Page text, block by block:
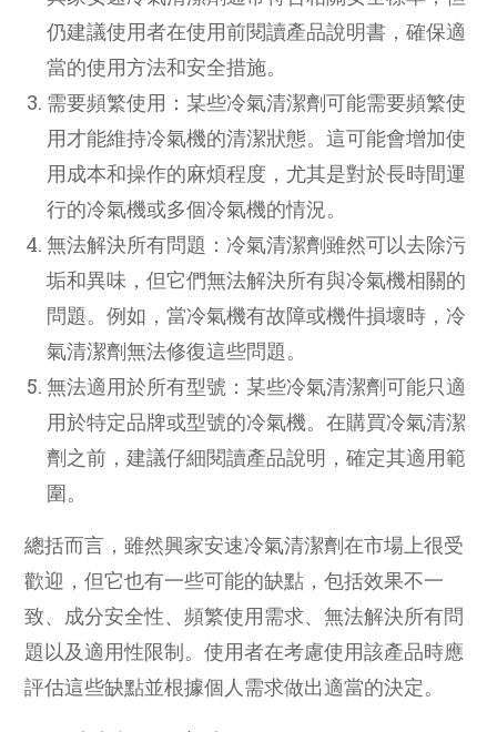
仍建議使用者在使用前閱讀產品說明書，確保適
當的使用方法和安全措施。
需要頻繁使用：某些冷氣清潔劑可能需要頻繁使
用才能維持冷氣機的清潔狀態。這可能會增加使
用成本和操作的麻煩程度，尤其是對於長時間運
行的冷氣機或多個冷氣機的情況。
無法解決所有問題：冷氣清潔劑雖然可以去除污
垢和異味，但它們無法解決所有與冷氣機相關的
問題。例如，當冷氣機有故障或機件損壞時，冷
氣清潔劑無法修復這些問題。
無法適用於所有型號：某些冷氣清潔劑可能只適
用於特定品牌或型號的冷氣機。在購買冷氣清潔
劑之前，建議仔細閱讀產品說明，確定其適用範
圍。
總括而言，雖然興家安速冷氣清潔劑在市場上很受
歡迎，但它也有一些可能的缺點，包括效果不一
致、成分安全性、頻繁使用需求、無法解決所有問
題以及適用性限制。使用者在考慮使用該產品時應
評估這些缺點並根據個人需求做出適當的決定。